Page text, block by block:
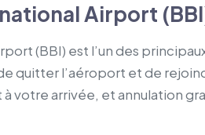
Airport
(BBI) est l’un des
quitter l’aéroport et de
votre arrivée, et annulation